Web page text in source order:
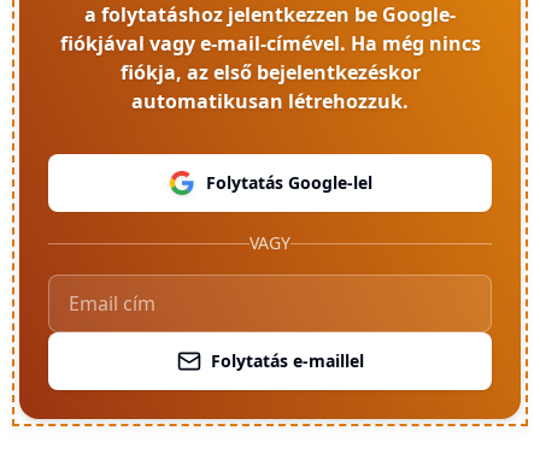
a folytatáshoz jelentkezzen be Google-
fiókjával vagy e-mail-címével. Ha még nincs
fiókja, az első bejelentkezéskor
automatikusan létrehozzuk.
Folytatás Google-lel
VAGY
Folytatás e-maillel